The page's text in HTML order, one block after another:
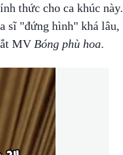
thức cho ca khúc này.
sĩ "đứng hình" khá lâu,
MV Bóng phù hoa.